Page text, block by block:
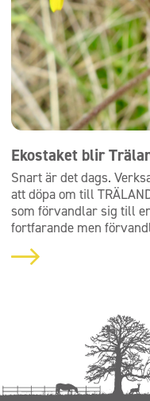
Ekostaket blir
Snart är det dags.
att döpa om till
som förvandlar sig till
fortfarande men